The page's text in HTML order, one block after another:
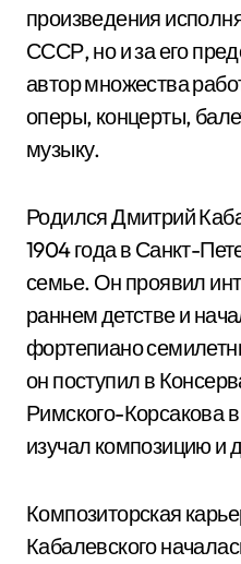
произведения
СССР, но и за его
автор множества
оперы, концерты,
музыку.
Родился Дмитрий
1904 года в Санкт-
семье. Он проявил
раннем детстве и
фортепиано
он поступил в
Римского-Корсакова
изучал композицию и
Композиторская
Кабалевского